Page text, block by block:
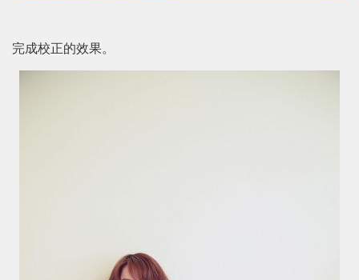
完成校正的效果。